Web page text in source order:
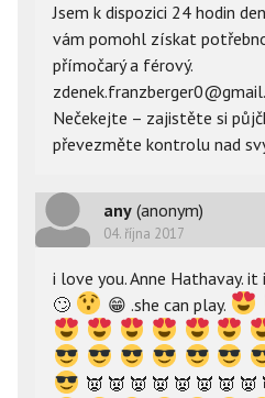
Jsem k dispozici 24 hodin
vám pomohl získat
přímočarý a férový.
Nečekejte – zajistěte si
převezměte kontrolu nad
any (anonym)
04. října 2017
i love you. Anne Hathavay. it
🙄
😁 .she can play.
👿 👿 👿 👿 👿 👿 👿 👿